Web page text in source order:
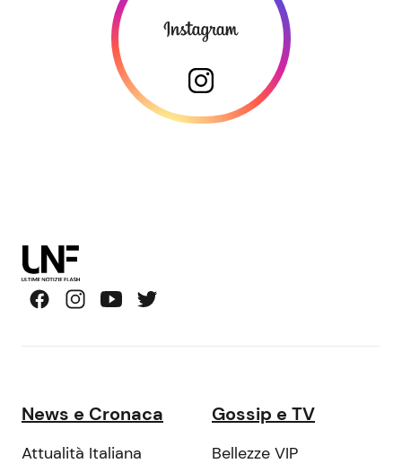
News e Cronaca
Attualità Italiana
Gossip e TV
Bellezze VIP